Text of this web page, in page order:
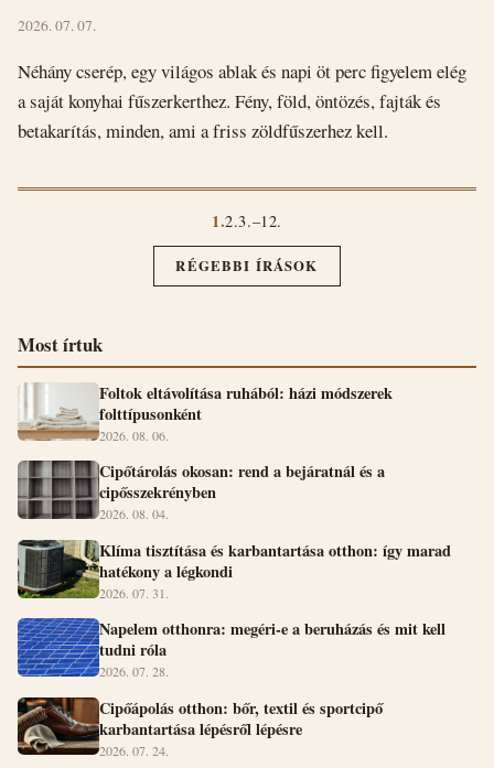
2026. 07. 07.
Néhány cserép, egy világos ablak és napi öt perc figyelem elég
a saját konyhai fűszerkerthez. Fény, föld, öntözés, fajták és
betakarítás, minden, ami a friss zöldfűszerhez kell.
1.2.3.–12.
RÉGEBBI ÍRÁSOK
Most írtuk
Foltok eltávolítása ruhából: házi módszerek
folttípusonként
2026. 08. 06.
Cipőtárolás okosan: rend a bejáratnál és a
cipősszekrényben
2026. 08. 04.
Klíma tisztítása és karbantartása otthon: így marad
hatékony a légkondi
2026. 07. 31.
Napelem otthonra: megéri-e a beruházás és mit kell
tudni róla
2026. 07. 28.
Cipőápolás otthon: bőr, textil és sportcipő
karbantartása lépésről lépésre
2026. 07. 24.